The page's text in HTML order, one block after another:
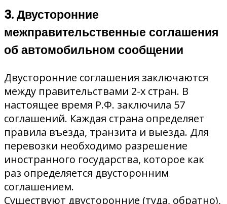
3. Двусторонние
межправительственные соглашения
об автомобильном сообщении
Двусторонние соглашения заключаются
между правительствами 2-х стран. В
настоящее время Р.Ф. заключила 57
соглашений. Каждая страна определяет
правила въезда, транзита и выезда. Для
перевозки необходимо разрешение
иностранного государства, которое как
раз определяется двусторонним
соглашением.
Существуют двусторонние (туда, обратно),